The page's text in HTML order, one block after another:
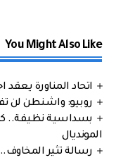
You Might Also Like
اتحاد المناورة يعقد
روبيو: واشنطن لن
بسداسية نظيفة..
المونديال
رسالة تثير